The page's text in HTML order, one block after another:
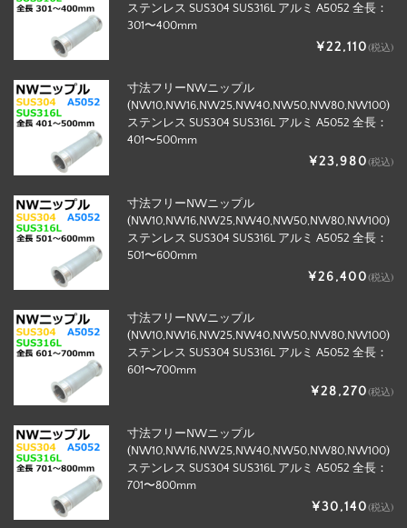
ステンレス SUS304 SUS316L アルミ A5052 全長：
301〜400mm
¥22,110(税込)
寸法フリーNWニップル
(NW10,NW16,NW25,NW40,NW50,NW80,NW100)
ステンレス SUS304 SUS316L アルミ A5052 全長：
401〜500mm
¥23,980(税込)
寸法フリーNWニップル
(NW10,NW16,NW25,NW40,NW50,NW80,NW100)
ステンレス SUS304 SUS316L アルミ A5052 全長：
501〜600mm
¥26,400(税込)
寸法フリーNWニップル
(NW10,NW16,NW25,NW40,NW50,NW80,NW100)
ステンレス SUS304 SUS316L アルミ A5052 全長：
601〜700mm
¥28,270(税込)
寸法フリーNWニップル
(NW10,NW16,NW25,NW40,NW50,NW80,NW100)
ステンレス SUS304 SUS316L アルミ A5052 全長：
701〜800mm
¥30,140(税込)